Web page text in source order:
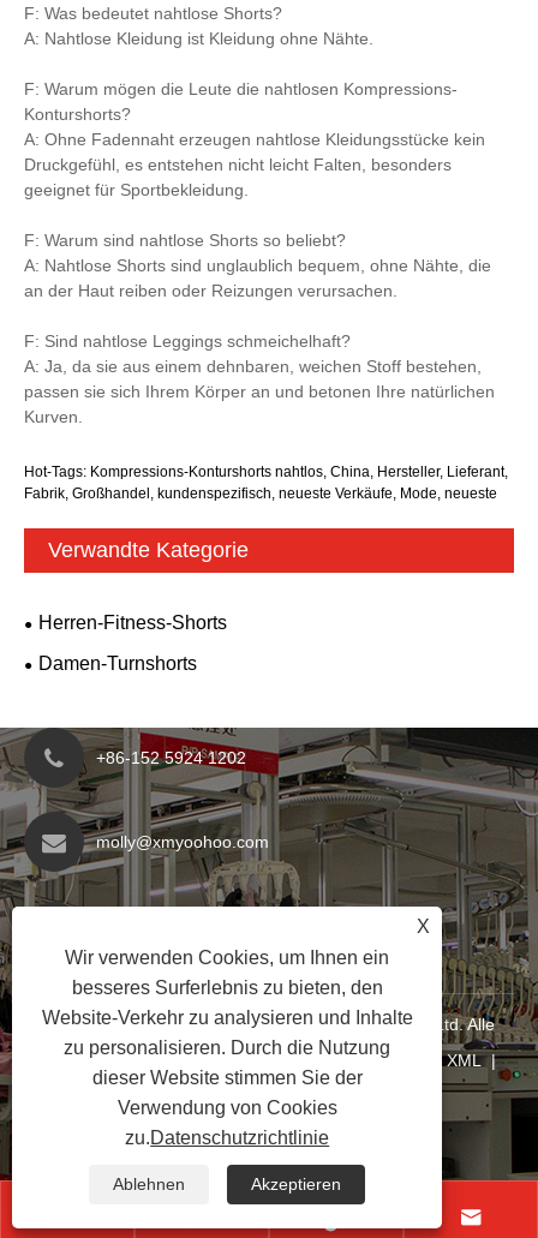
F: Was bedeutet nahtlose Shorts?
A: Nahtlose Kleidung ist Kleidung ohne Nähte.
F: Warum mögen die Leute die nahtlosen Kompressions-
Konturshorts?
A: Ohne Fadennaht erzeugen nahtlose Kleidungsstücke kein
Druckgefühl, es entstehen nicht leicht Falten, besonders
geeignet für Sportbekleidung.
F: Warum sind nahtlose Shorts so beliebt?
A: Nahtlose Shorts sind unglaublich bequem, ohne Nähte, die
an der Haut reiben oder Reizungen verursachen.
F: Sind nahtlose Leggings schmeichelhaft?
A: Ja, da sie aus einem dehnbaren, weichen Stoff bestehen,
passen sie sich Ihrem Körper an und betonen Ihre natürlichen
Kurven.
Hot-Tags: Kompressions-Konturshorts nahtlos, China, Hersteller, Lieferant,
Fabrik, Großhandel, kundenspezifisch, neueste Verkäufe, Mode, neueste
Verwandte Kategorie
Herren-Fitness-Shorts
Damen-Turnshorts
+86-152 5924 1202
molly@xmyoohoo.com
Nr. 98 Xiangxing Rd, Bezirk Xiang'an, Fujian,
China. 361101
Copyright © 2024 Xiamen Evaricky Trading Co., Ltd. Alle
Rechte vorbehalten Links |Sitemap|RSS |XML|
Datenschutzrichtlinie

X
Wir verwenden Cookies, um Ihnen ein
besseres Surferlebnis zu bieten, den
Website-Verkehr zu analysieren und Inhalte
zu personalisieren. Durch die Nutzung
dieser Website stimmen Sie der
Verwendung von Cookies
zu.Datenschutzrichtlinie
Ablehnen Akzeptieren